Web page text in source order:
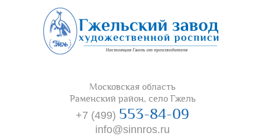
Московская область
Раменский район, село Гжель
+7 (499) 553-84-09
info@sinnros.ru